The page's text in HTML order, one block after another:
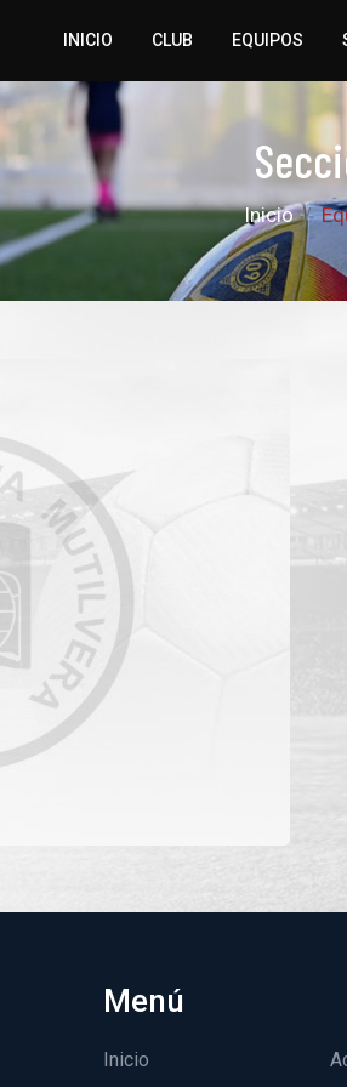
INICIO CLUB EQUIPOS
Inicio
Menú
Inicio